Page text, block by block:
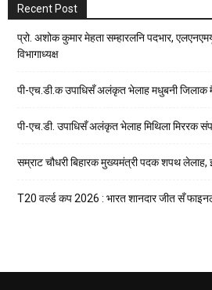
Recent Post
प्रो. अशोक कुमार मेहता सम्हारलनि पदभार,
विभागाध्यक्ष
पी-एच.डी.क उपाधिसँ अलंकृत भेलाह मधुबनी जिलाक
पी-एच.डी. उपाधिसँ अलंकृत भेलाह मिथिला मिररक
सम्राट चौधरी बिहारक मुख्यमंत्री पदक शपथ लेलाह,
T20 वर्ल्ड कप 2026 : भारत शानदार जीत सँ